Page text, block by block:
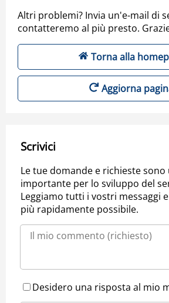
Altri problemi? Invia un'e-mail di
contatteremo al più presto.
Torna alla
Aggiorna
Scrivici
Le tue domande e richieste
importante per lo sviluppo del
Leggiamo tutti i vostri messaggi
più rapidamente possibile.
Desidero una risposta al mio